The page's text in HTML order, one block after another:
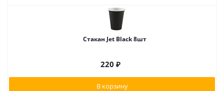
Стакан Jet Black 8шт
220 ₽
В корзину